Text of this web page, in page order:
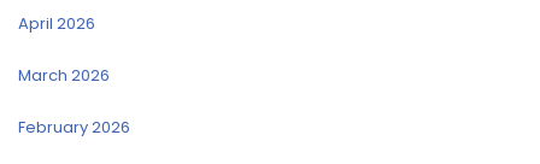
April 2026
March 2026
February 2026